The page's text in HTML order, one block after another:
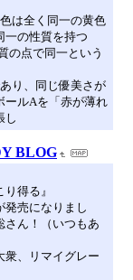
は全く同一の黄色
一の性質を持つ
の点で同一という
り、同じ優美さが
ールAを「赤が薄れ
し
BLOG
得る』
発売になりまし
さん！（いつもあ
衆、リマイグレー